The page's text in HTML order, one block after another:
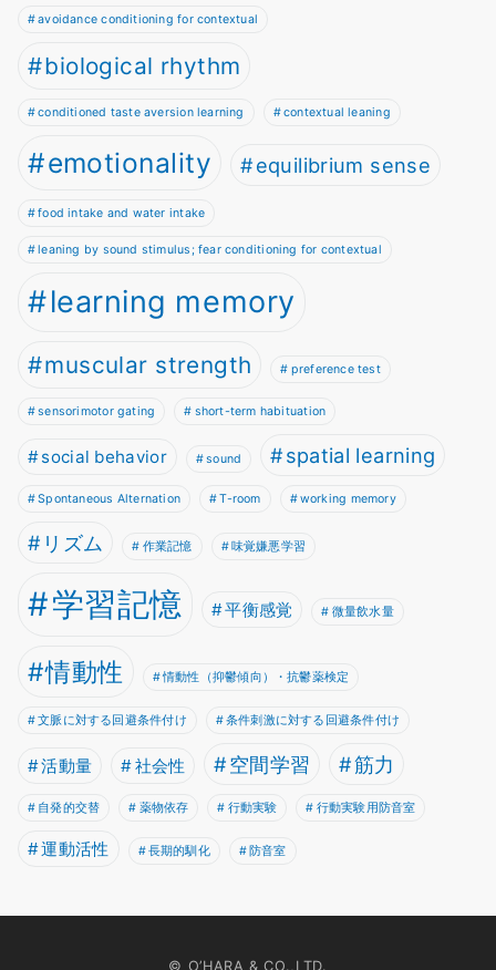
avoidance conditioning for contextual
biological rhythm
conditioned taste aversion learning contextual leaning
emotionality equilibrium sense
food intake and water intake
leaning by sound stimulus; fear conditioning for contextual
learning memory
muscular strength preference test
sensorimotor gating short-term habituation
social behavior sound spatial learning
Spontaneous Alternation T-room working memory
リズム 作業記憶 味覚嫌悪学習
学習記憶 平衡感覚 微量飲水量
情動性 情動性（抑鬱傾向）・抗鬱薬検定
文脈に対する回避条件付け 条件刺激に対する回避条件付け
活動量 社会性 空間学習 筋力
自発的交替 薬物依存 行動実験 行動実験用防音室
運動活性 長期的馴化 防音室